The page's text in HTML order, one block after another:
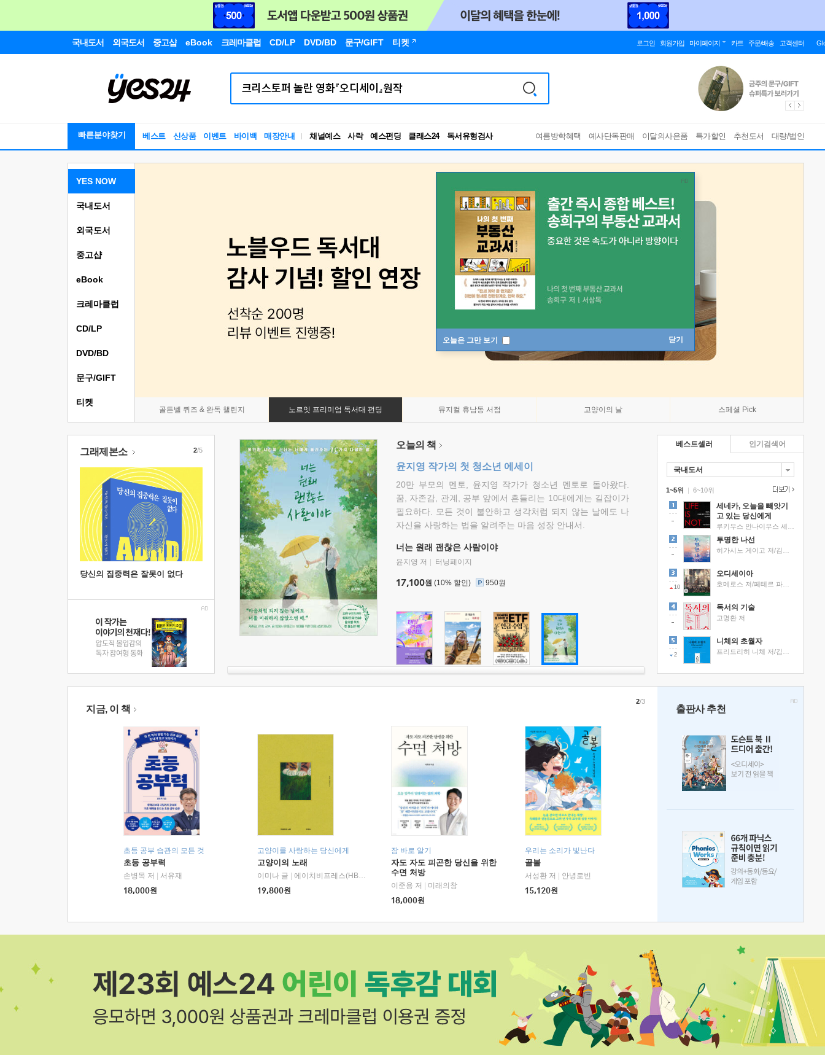
국내도서 외국도서 중고샵 eBook 크레마클럽 CD/LP DVD/BD 문구/GIFT 티켓 로그인 회원가입 마이페이지 카트 주문/배송 고객센터
빠른분야찾기 베스트 신상품 이벤트 바이백 매장안내 채널예스 사락 예스펀딩 클래스24
RBTI Lab
독서유형검사
여름방학혜택 예사단독판매 이달의사은품 특가할인 추천도서 대량/법인
오늘은 그만 보기 닫기
YES NOW
골든벨 퀴즈 & 완독 챌린지 노르잇 프리미엄 독서대 펀딩 뮤지컬 휴남동 서점 고양이의 날 스페셜 Pick
국내도서
외국도서
중고샵
eBook
크레마클럽
CD/LP
DVD/BD
문구/GIFT
티켓
그래제본소
당신의 집중력은 잘못이 없다
2/5 오늘의 책
윤지영 작가의 첫 청소년 에세이
20만 부모의 멘토, 윤지영 작가가 청소년 멘토로 돌아왔다.
꿈, 자존감, 관계, 공부 앞에서 흔들리는 10대에게는 길잡이가
필요하다. 모든 것이 불안하고 생각처럼 되지 않는 날에도 나
자신을 사랑하는 법을 알려주는 마음 성장 안내서.
너는 원래 괜찮은 사람이야
윤지영 저 터닝페이지
17,100원 (10% 할인) 950원
베스트셀러
국내도서
1~5위 |
세네카, 오늘을 빼앗기
고 있는 당신에게
투명한 나선
10
오디세이아
독서의 기술
고명환 저
2
니체의 초월자
6~10위
인기검색어
지금, 이 책
초등 공부 습관의 모든 것
초등 공부력
손병목 저
서유재
18,000원
고양이를 사랑하는 당신에게
고양이의 노래
이미나 글
에이치비프레스(HBPRESS)
19,800원
잠 바로 알기
자도 자도 피곤한 당신을 위한
수면 처방
이준용 저
미래의창
18,000원
우리는 소리가 빛난다
골볼
서성환 저
안녕로빈
15,120원
2/3
출판사 추천